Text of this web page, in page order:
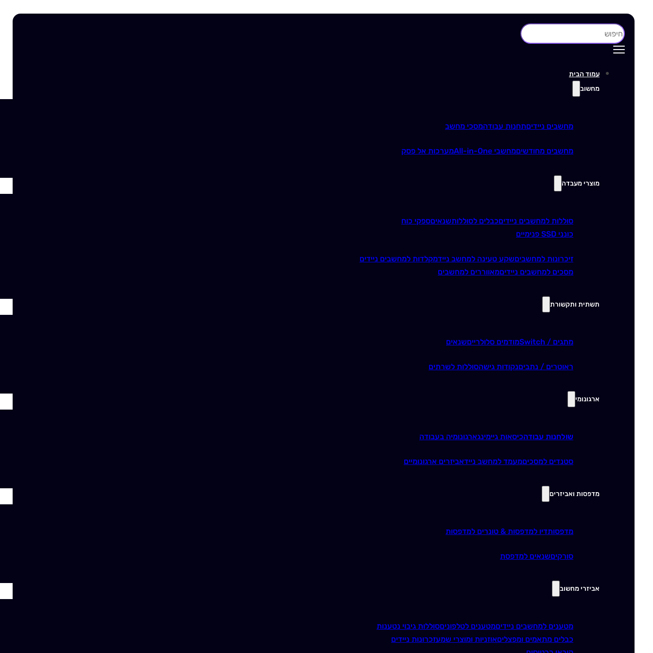
חיפוש
עמוד הבית
מחשוב
מחשבים ניידיםתחנות עבודהמסכי מחשב
מחשבים מחודשיםמחשבי All-in-One מערכות אל פסק
מוצרי מעבדה
סוללות למחשבים ניידיםכבלים לסוללותשנאיםספקי כוח
כונני SSD פנימיים
זיכרונות למחשביםשקע טעינה למחשב ניידמקלדות למחשבים ניידים
מסכים למחשבים ניידיםמאווררים למחשבים
תשתית ותקשורת
מתגים / Switch מודמים סלולרייםשנאים
ראוטרים / נתביםנקודות גישהסוללות לשרתים
ארגונומי
שולחנות עבודהכיסאות גיימינגארגונומיה בעבודה
סטנדים למסכיםמעמד למחשב ניידאביזרים ארגונומיים
מדפסות ואביזרים
מדפסותדיו למדפסות & טונרים למדפסות
סורקיםשנאים למדפסת
אביזרי מחשוב
מטענים למחשבים ניידיםמטענים לטלפוניםסוללות גיבוי נטענות
כבלים מתאמים ומפצליםאוזניות ומוצרי שמעזכרונות ניידים